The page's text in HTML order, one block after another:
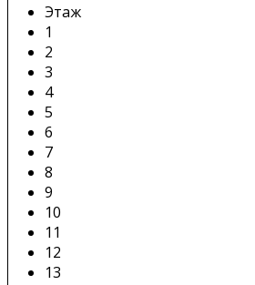
Этаж
1
2
3
4
5
6
7
8
9
10
11
12
13